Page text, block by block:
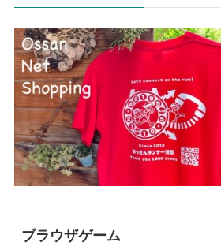
ブラウザゲーム